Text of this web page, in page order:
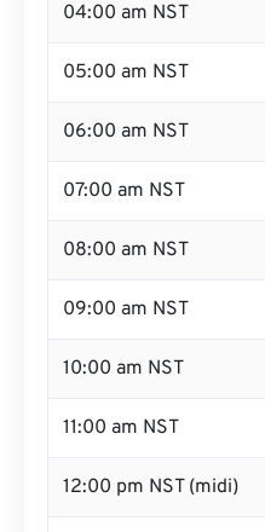
04:00 am NST
05:00 am NST
06:00 am NST
07:00 am NST
08:00 am NST
09:00 am NST
10:00 am NST
11:00 am NST
12:00 pm NST (midi)